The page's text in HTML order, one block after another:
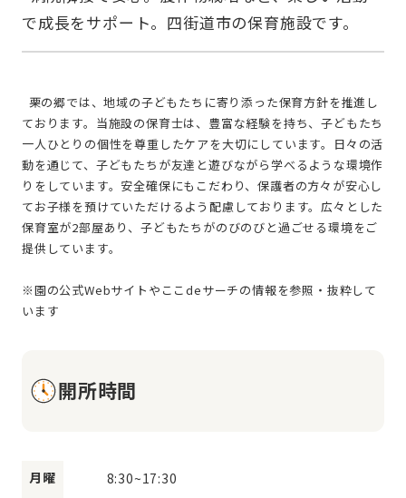
ております。当施設の保育士は、豊富な経験を持ち、子どもたち
一人ひとりの個性を尊重したケアを大切にしています。日々の活
動を通じて、子どもたちが友達と遊びながら学べるような環境作
りをしています。安全確保にもこだわり、保護者の方々が安心し
てお子様を預けていただけるよう配慮しております。広々とした
保育室が2部屋あり、子どもたちがのびのびと過ごせる環境をご
提供しています。
※園の公式Webサイトやここdeサーチの情報を参照・抜粋して
開所時間
月曜 8:30~17:30